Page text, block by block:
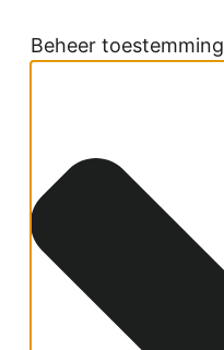
Beheer toestemming